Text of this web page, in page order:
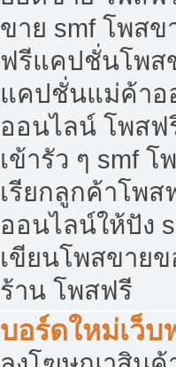
ขาย smf โพส
ฟรีแคปชั่นโพส
แคปชั่นแม่ค้า
ออนไลน์ โพสฟ
เข้ารัว ๆ smf
เรียกลูกค้าโพส
ออนไลน์ให้ปัง
เขียนโพสขาย
ร้าน โพสฟรี
บอร์ดใหม่เว็บ